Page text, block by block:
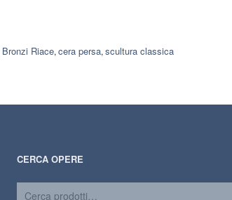
Bronzi Riace, cera persa, scultura classica
CERCA OPERE